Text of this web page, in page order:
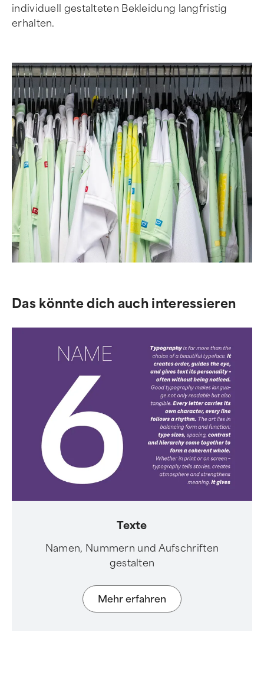
individuell gestalteten Bekleidung langfristig
erhalten.
Das könnte dich auch interessieren
Texte
Namen, Nummern und Aufschriften
gestalten
Mehr erfahren